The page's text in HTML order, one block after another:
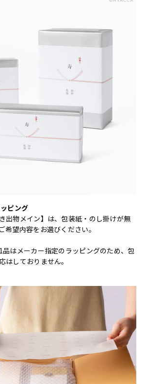
ピング
出物メイン】は、包装紙・のし掛けが無
希望内容をお選びください。
はメーカー指定のラッピングのため、包
はしておりません。